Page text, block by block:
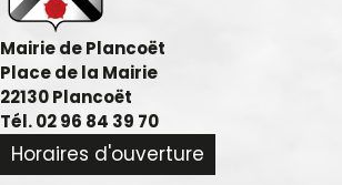
Mairie de Plancoët
Place de la Mairie
22130 Plancoët
Tél. 02 96 84 39 70
Horaires d'ouverture